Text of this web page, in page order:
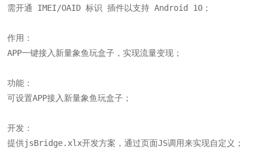
需开通 IMEI/OAID 标识 插件以支持 Android 10；
作用：
APP一键接入新量象鱼玩盒子，实现流量变现；
功能：
可设置APP接入新量象鱼玩盒子；
开发：
提供jsBridge.xlx开发方案，通过页面JS调用来实现自定义；